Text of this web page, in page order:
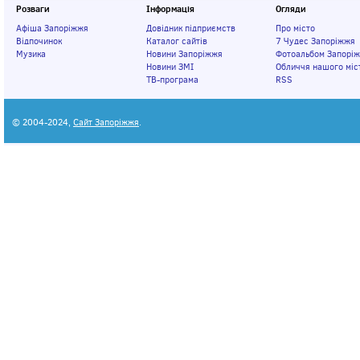
Розваги
Афіша Запоріжжя
Відпочинок
Музика
Інформація
Довідник підприємств
Каталог сайтів
Новини Запоріжжя
Новини ЗМІ
ТВ-програма
Огляди
Про місто
7 Чудес Запоріжжя
Фотоальбом
Обличчя нашого
RSS
© 2004-2024, Сайт Запоріжжя.